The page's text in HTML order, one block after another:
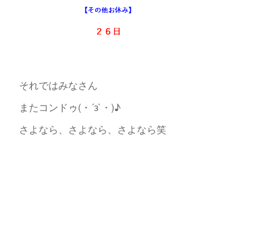
それではみなさん
またコンドゥ(・´з`・)♪
さよなら、さよなら、さよなら笑